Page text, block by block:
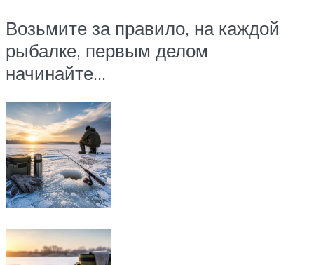
Возьмите за правило, на каждой
рыбалке, первым делом
начинайте…